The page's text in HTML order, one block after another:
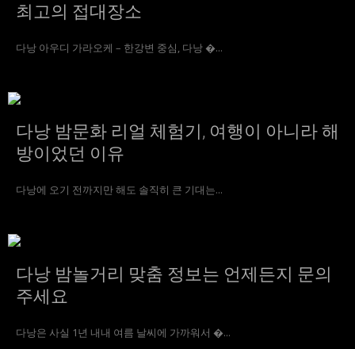
최고의 접대장소
다낭 아우디 가라오케 – 한강변 중심, 다낭 �...
다낭 밤문화 리얼 체험기, 여행이 아니라 해
방이었던 이유
다낭에 오기 전까지만 해도 솔직히 큰 기대는...
다낭 밤놀거리 맞춤 정보는 언제든지 문의
주세요
다낭은 사실 1년 내내 여름 날씨에 가까워서 �...